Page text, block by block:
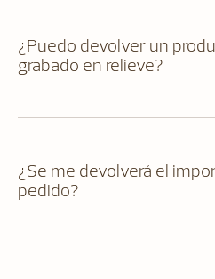
¿Puedo devolver un
grabado en relieve?
¿Se me devolverá el
pedido?